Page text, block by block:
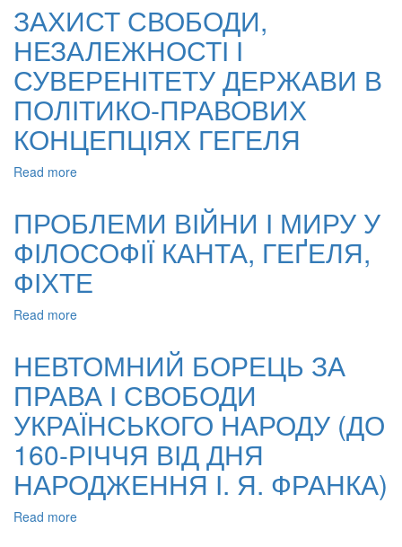
ЛЕЙБНІЦ
–
ГЕНІАЛЬНИЙ
МИСЛИТЕЛЬ
ЗАХІДНО-
ЄВРОПЕЙСЬКОЇ
НАУКИ
І
річчя
ВІД
ДНЯ
СМЕРТІ)
ЗАХИСТ СВОБОДИ,
НЕЗАЛЕЖНОСТІ І
СУВЕРЕНІТЕТУ ДЕРЖАВИ В
ПОЛІТИКО-ПРАВОВИХ
КОНЦЕПЦІЯХ ГЕГЕЛЯ
Read more
НЕЗАЛЕЖНОСТІ
І
СУВЕРЕНІТЕТУ
ДЕРЖАВИ
В
ГЕГЕЛЯ
ПРОБЛЕМИ ВІЙНИ І МИРУ У
ФІЛОСОФІЇ КАНТА, ГЕҐЕЛЯ,
ФІХТЕ
Read more
МИРУ
У
ФІЛОСОФІЇ
КАНТА,
ГЕҐЕЛЯ,
ФІХТЕ
НЕВТОМНИЙ БОРЕЦЬ ЗА
ПРАВА І СВОБОДИ
УКРАЇНСЬКОГО НАРОДУ (ДО
160-РІЧЧЯ ВІД ДНЯ
НАРОДЖЕННЯ І. Я. ФРАНКА)
Read more